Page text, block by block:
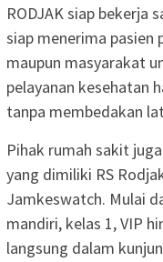
RODJAK siap bekerja
siap menerima pasien
maupun masyarakat
pelayanan kesehatan
tanpa membedakan
Pihak rumah sakit
yang dimiliki RS
Jamkeswatch. Mulai
mandiri, kelas 1, VIP
langsung dalam